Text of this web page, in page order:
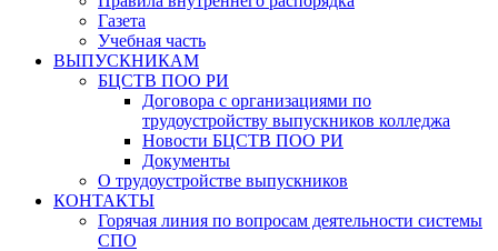
Газета
Учебная часть
ВЫПУСКНИКАМ
БЦСТВ ПОО РИ
Договора с организациями по
трудоустройству выпускников колледжа
Новости БЦСТВ ПОО РИ
Документы
О трудоустройстве выпускников
КОНТАКТЫ
Горячая линия по вопросам деятельности системы
СПО